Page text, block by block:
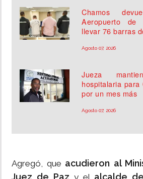
Chamos
Aeropuerto de
llevar 76 barras
Agosto 07, 2026
Jueza
hospitalaria para
por un mes más
Agosto 07, 2026
Agregó, que acudieron al
Juez de Paz alcalde